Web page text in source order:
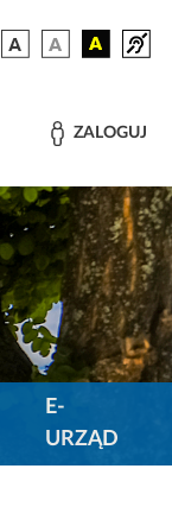
ZALOGUJ
E-
URZĄD